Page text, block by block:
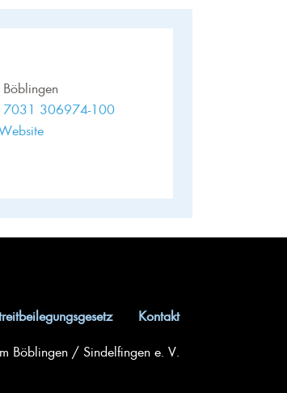
306974-100
Kontakt
Böblingen / Sindelfingen e. V.